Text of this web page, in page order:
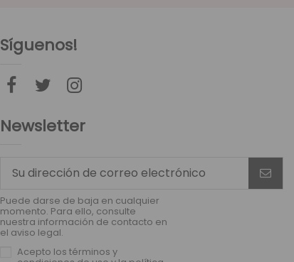
Síguenos!
Newsletter
Puede darse de baja en cualquier
momento. Para ello, consulte
nuestra información de contacto en
el aviso legal.
Acepto los términos y